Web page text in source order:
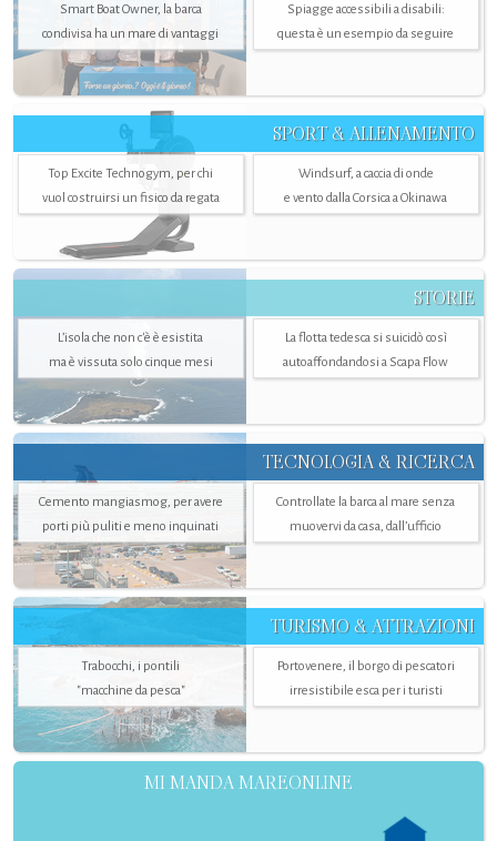
Smart Boat Owner, la barca
condivisa ha un mare di vantaggi
Spiagge accessibili a disabili:
questa è un esempio da seguire
SPORT & ALLENAMENTO
Top Excite Technogym, per chi
vuol costruirsi un fisico da regata
Windsurf, a caccia di onde
e vento dalla Corsica a Okinawa
STORIE
L’isola che non c'è è esistita
ma è vissuta solo cinque mesi
La flotta tedesca si suicidò così
autoaffondandosi a Scapa Flow
TECNOLOGIA & RICERCA
Cemento mangiasmog, per avere
porti più puliti e meno inquinati
Controllate la barca al mare senza
muovervi da casa, dall’ufficio
TURISMO & ATTRAZIONI
Trabocchi, i pontili
"macchine da pesca"
Portovenere, il borgo di pescatori
irresistibile esca per i turisti
MI MANDA MAREONLINE